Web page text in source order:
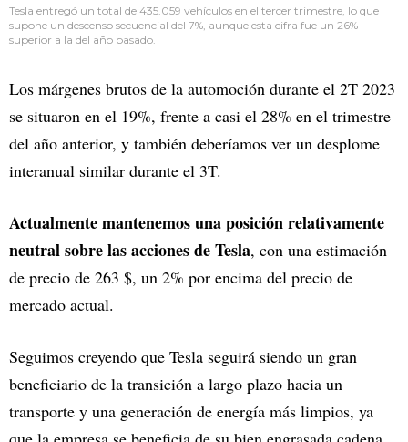
Tesla entregó un total de 435.059 vehículos en el tercer trimestre, lo que
supone un descenso secuencial del 7%, aunque esta cifra fue un 26%
superior a la del año pasado.
Los márgenes brutos de la automoción durante el 2T 2023
se situaron en el 19%, frente a casi el 28% en el trimestre
del año anterior, y también deberíamos ver un desplome
interanual similar durante el 3T.
Actualmente mantenemos una posición relativamente
neutral sobre las acciones de Tesla, con una estimación
de precio de 263 $, un 2% por encima del precio de
mercado actual.
Seguimos creyendo que Tesla seguirá siendo un gran
beneficiario de la transición a largo plazo hacia un
transporte y una generación de energía más limpios, ya